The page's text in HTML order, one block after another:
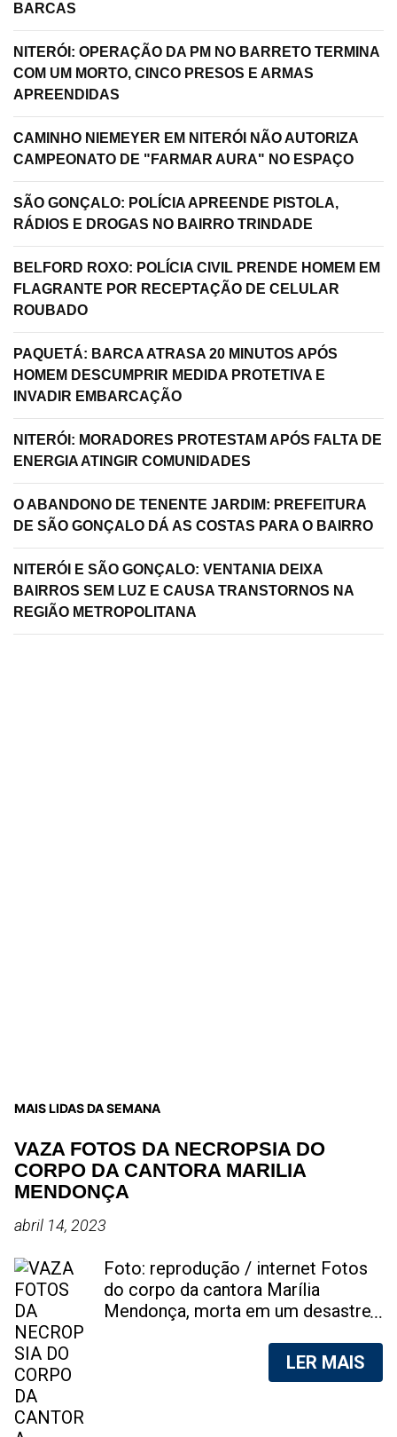
BARCAS
NITERÓI: OPERAÇÃO DA PM NO BARRETO TERMINA
COM UM MORTO, CINCO PRESOS E ARMAS
APREENDIDAS
CAMINHO NIEMEYER EM NITERÓI NÃO AUTORIZA
CAMPEONATO DE "FARMAR AURA" NO ESPAÇO
SÃO GONÇALO: POLÍCIA APREENDE PISTOLA,
RÁDIOS E DROGAS NO BAIRRO TRINDADE
BELFORD ROXO: POLÍCIA CIVIL PRENDE HOMEM EM
FLAGRANTE POR RECEPTAÇÃO DE CELULAR
ROUBADO
PAQUETÁ: BARCA ATRASA 20 MINUTOS APÓS
HOMEM DESCUMPRIR MEDIDA PROTETIVA E
INVADIR EMBARCAÇÃO
NITERÓI: MORADORES PROTESTAM APÓS FALTA DE
ENERGIA ATINGIR COMUNIDADES
O ABANDONO DE TENENTE JARDIM: PREFEITURA
DE SÃO GONÇALO DÁ AS COSTAS PARA O BAIRRO
NITERÓI E SÃO GONÇALO: VENTANIA DEIXA
BAIRROS SEM LUZ E CAUSA TRANSTORNOS NA
REGIÃO METROPOLITANA
MAIS LIDAS DA SEMANA
VAZA FOTOS DA NECROPSIA DO
CORPO DA CANTORA MARILIA
MENDONÇA
abril 14, 2023
Foto: reprodução / internet Fotos
do corpo da cantora Marília
Mendonça, morta em um desastre
foram vazadas na internet. A
divulgação de fotos do corpo de
LER MAIS